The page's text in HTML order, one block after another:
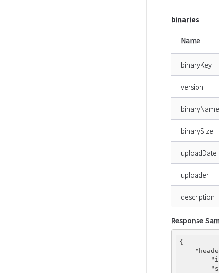
binaries
Name
binaryKey
version
binaryName
binarySize
uploadDate
uploader
description
Response
{